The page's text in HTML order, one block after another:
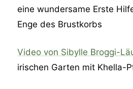
eine wundersame Erste
Enge des Brustkorbs
Video von Sibylle Broggi-
irischen Garten mit Khella-